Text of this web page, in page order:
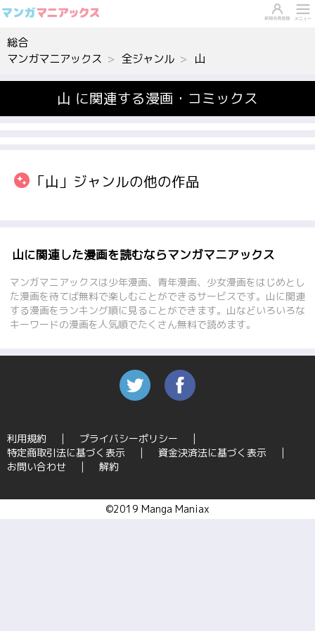
総合
マンガマニアックス
全ジャンル 山
山 に関連する漫画・コミックス
「山」ジャンルの他の作品
山に関連した漫画を読むならマンガマニアックス
マンガマニアックスは少年漫画、青年漫画、少女漫画をはじめとし
た漫画を待てば無料で楽しむことができるサービスです。山に関連
する漫画をランキング順に見ることができます。山などいろいろな
キーワードの漫画を人気順でたくさん無料で読めます。
利用規約
プライバシーポリシー
特定商取引法に基づく表示
資金決済法に基づく表示
お問い合わせ
解約
©2019 Manga Maniax